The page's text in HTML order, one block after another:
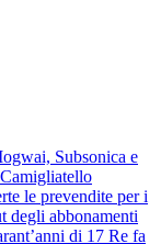
Subsonica e
le prevendite per i
degli abbonamenti
di 17 Re fa